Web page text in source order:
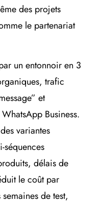
des projets
le partenariat
un entonnoir en 3
trafic
et
Business.
variantes
séquences
délais de
le coût par
de test,